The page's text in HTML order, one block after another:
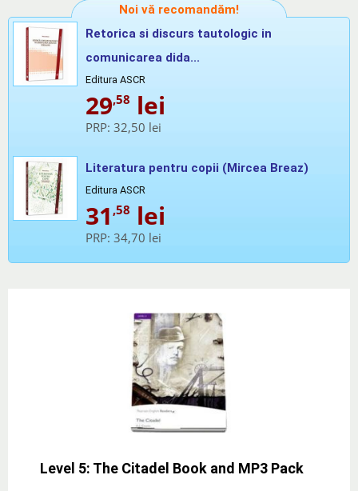
Noi vă recomandăm!
Retorica si discurs tautologic in
comunicarea dida...
Editura ASCR
29,58 lei
PRP: 32,50 lei
Literatura pentru copii (Mircea Breaz)
Editura ASCR
31 ,58 lei
PRP: 34,70 lei
Level 5: The Citadel Book and MP3 Pack